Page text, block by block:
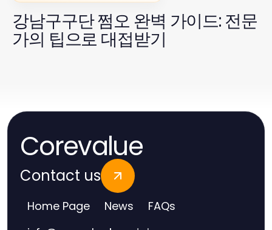
강남구구단 쩜오 완벽 가이드: 전문
가의 팁으로 대접받기
Corevalue
Contact us
Home Page News FAQs